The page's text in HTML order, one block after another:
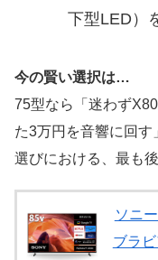
下型LED）
今の賢い選択は…
75型なら「迷わず
た3万円を音響に回
選びにおける、最も
ソニ
ブラ